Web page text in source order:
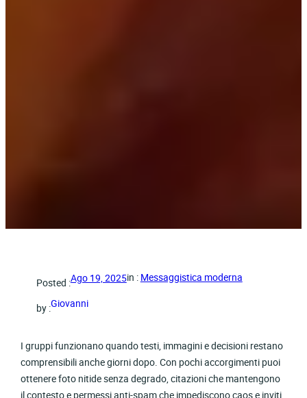
Posted :Ago 19, 2025in : Messaggistica moderna
by :Giovanni
I gruppi funzionano quando testi, immagini e decisioni restano
comprensibili anche giorni dopo. Con pochi accorgimenti puoi
ottenere foto nitide senza degrado, citazioni che mantengono
il contesto e permessi anti-spam che impediscono caos e inviti